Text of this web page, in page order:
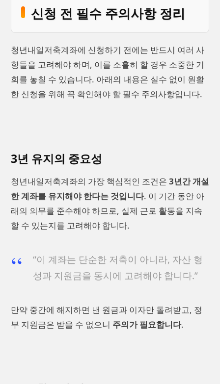
신청 전 필수 주의사항 정리
청년내일저축계좌에 신청하기 전에는 반드시 여러 사
항들을 고려해야 하며, 이를 소홀히 할 경우 소중한 기
회를 놓칠 수 있습니다. 아래의 내용은 실수 없이 원활
한 신청을 위해 꼭 확인해야 할 필수 주의사항입니다.
3년 유지의 중요성
청년내일저축계좌의 가장 핵심적인 조건은 3년간 개설
한 계좌를 유지해야 한다는 것입니다. 이 기간 동안 아
래의 의무를 준수해야 하므로, 실제 근로 활동을 지속
할 수 있는지를 고려해야 합니다.
“이 계좌는 단순한 저축이 아니라, 자산 형
성과 지원금을 동시에 고려해야 합니다.”
만약 중간에 해지하면 낸 원금과 이자만 돌려받고, 정
부 지원금은 받을 수 없으니 주의가 필요합니다.